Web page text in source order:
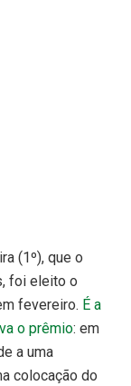
(1º), que o
foi eleito o
fevereiro. É a
o prêmio: em
a uma
colocação do